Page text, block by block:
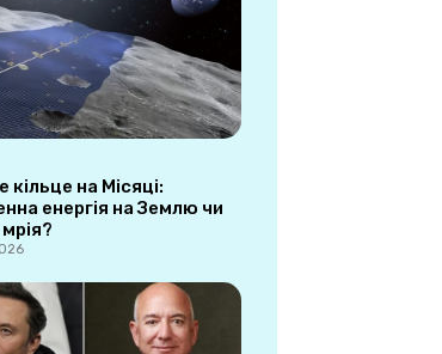
кільце на Місяці:
енергія на Землю чи